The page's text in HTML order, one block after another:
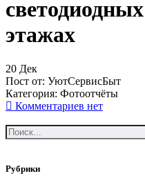
этажах
20 Дек
Пост от: УютСервисБыт
Категория: Фотоотчёты
Комментариев нет
Рубрики